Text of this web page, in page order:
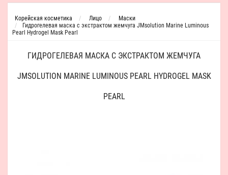
Корейская косметика Лицо
Маски
Гидрогелевая маска с экстрактом жемчуга JMsolution Marine Luminous
Pearl Hydrogel Mask Pearl
ГИДРОГЕЛЕВАЯ МАСКА С ЭКСТРАКТОМ ЖЕМЧУГА
JMSOLUTION MARINE LUMINOUS PEARL HYDROGEL MASK
PEARL